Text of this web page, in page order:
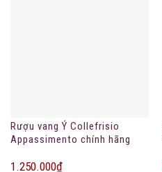
Rượu vang Ý Collefrisio
Appassimento chính hãng
1.250.000₫